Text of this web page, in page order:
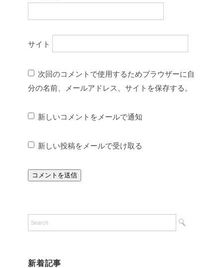
サイト
次回のコメントで使用するためブラウザーに自
分の名前、メールアドレス、サイトを保存する。
新しいコメントをメールで通知
新しい投稿をメールで受け取る
新着記事